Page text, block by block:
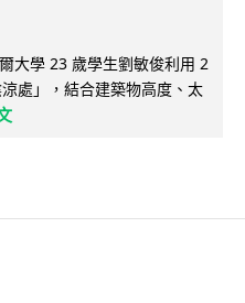
大學 23 歲學生劉敏俊利用 2
處」，結合建築物高度、太